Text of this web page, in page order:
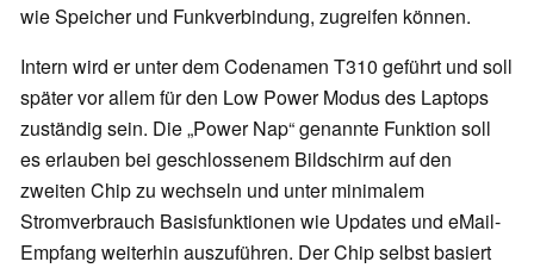
wie Speicher und Funkverbindung, zugreifen können.
Intern wird er unter dem Codenamen T310 geführt und soll
später vor allem für den Low Power Modus des Laptops
zuständig sein. Die „Power Nap“ genannte Funktion soll
es erlauben bei geschlossenem Bildschirm auf den
zweiten Chip zu wechseln und unter minimalem
Stromverbrauch Basisfunktionen wie Updates und eMail-
Empfang weiterhin auszuführen. Der Chip selbst basiert